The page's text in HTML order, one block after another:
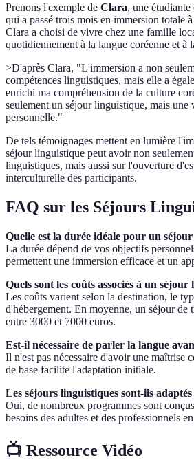
Prenons l'exemple de Clara, une étudiante
qui a passé trois mois en immersion totale
Clara a choisi de vivre chez une famille
quotidiennement à la langue coréenne et à
>D'après Clara, "L'immersion a non
compétences linguistiques, mais elle a
enrichi ma compréhension de la culture
seulement un séjour linguistique, mais une
personnelle."
De tels témoignages mettent en lumière
séjour linguistique peut avoir non
linguistiques, mais aussi sur l'ouverture
interculturelle des participants.
FAQ sur les Séjours
Quelle est la durée idéale pour un
La durée dépend de vos objectifs
permettent une immersion efficace et un
Quels sont les coûts associés à un
Les coûts varient selon la destination, le
d'hébergement. En moyenne, un séjour de
entre 3000 et 7000 euros.
Est-il nécessaire de parler la langue
Il n'est pas nécessaire d'avoir une maîtrise
de base facilite l'adaptation initiale.
Les séjours linguistiques sont-ils
Oui, de nombreux programmes sont
besoins des adultes et des professionnels
📺 Ressource Vidéo